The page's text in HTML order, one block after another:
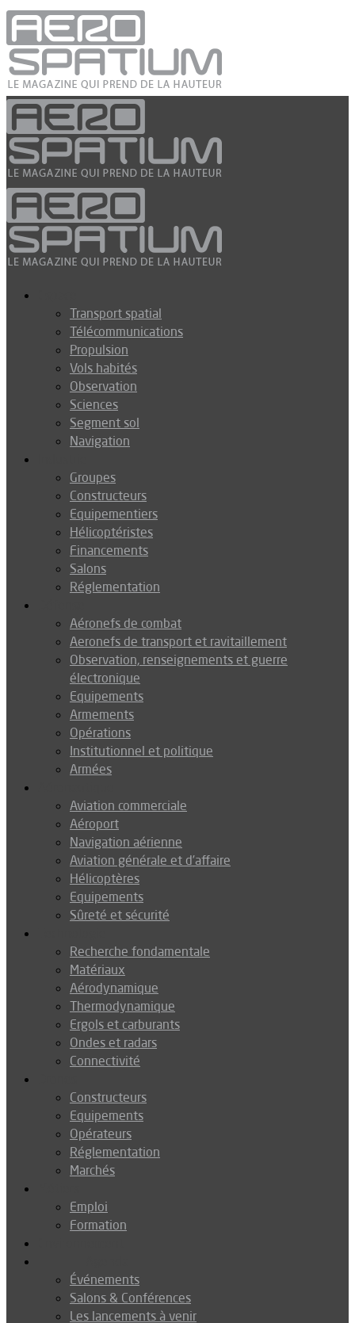
Transport spatial
Télécommunications
Propulsion
Vols habités
Observation
Sciences
Segment sol
Navigation
Groupes
Constructeurs
Equipementiers
Hélicoptéristes
Financements
Salons
Réglementation
Aéronefs de combat
Aeronefs de transport et ravitaillement
Observation, renseignements et guerre
électronique
Equipements
Armements
Opérations
Institutionnel et politique
Armées
Aviation commerciale
Aéroport
Navigation aérienne
Aviation générale et d’affaire
Hélicoptères
Equipements
Sûreté et sécurité
Recherche fondamentale
Matériaux
Aérodynamique
Thermodynamique
Ergols et carburants
Ondes et radars
Connectivité
Constructeurs
Equipements
Opérateurs
Réglementation
Marchés
Emploi
Formation
Événements
Salons & Conférences
Les lancements à venir